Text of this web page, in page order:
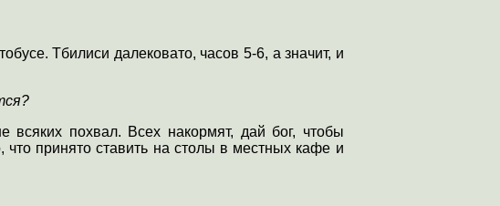
Тбилиси далековато, часов 5-6, а значит, и
всяких похвал. Всех накормят, дай бог, чтобы
что принято ставить на столы в местных кафе и